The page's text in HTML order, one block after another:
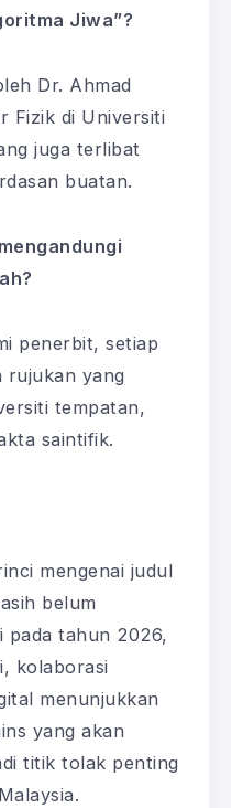
Jiwa”?
Dr. Ahmad
Fizik di Universiti
juga terlibat
buatan.
penerbit, setiap
rujukan yang
tempatan,
saintifik.
mengenai judul
belum
pada tahun 2026,
kolaborasi
menunjukkan
yang akan
titik tolak penting